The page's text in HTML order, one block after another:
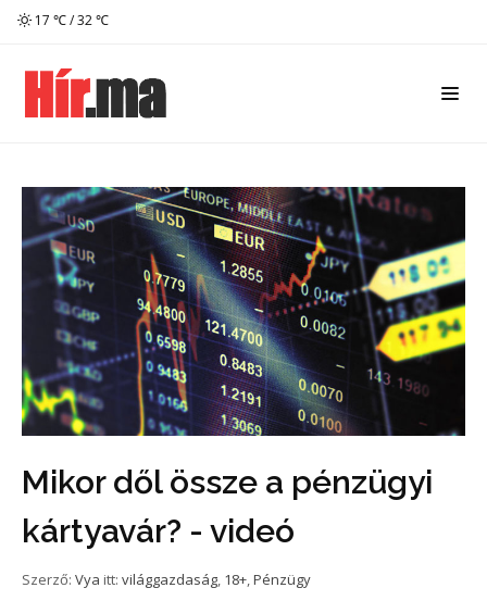
17 ℃ / 32 ℃
Mikor dől össze a pénzügyi
kártyavár? - videó
Szerző: Vya itt: világgazdaság, 18+,Pénzügy